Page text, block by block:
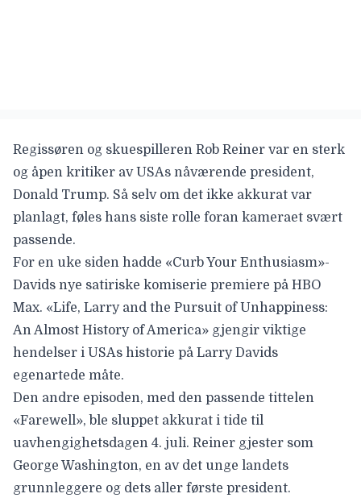
Regissøren og skuespilleren Rob Reiner var en sterk
og åpen kritiker av USAs nåværende president,
Donald Trump. Så selv om det ikke akkurat var
planlagt, føles hans siste rolle foran kameraet svært
passende.
For en uke siden hadde «Curb Your Enthusiasm»-
Davids nye satiriske komiserie premiere på HBO
Max. «Life, Larry and the Pursuit of Unhappiness:
An Almost History of America» gjengir viktige
hendelser i USAs historie på Larry Davids
egenartede måte.
Den andre episoden, med den passende tittelen
«Farewell», ble sluppet akkurat i tide til
uavhengighetsdagen 4. juli. Reiner gjester som
George Washington, en av det unge landets
grunnleggere og dets aller første president.